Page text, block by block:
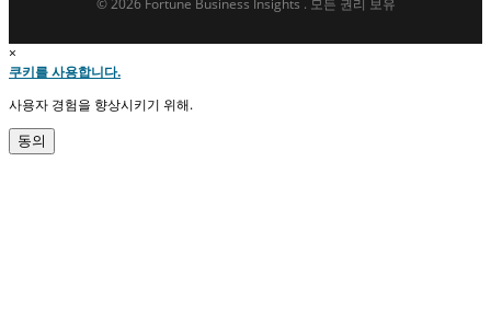
×
쿠키를 사용합니다.
사용자 경험을 향상시키기 위해.
동의